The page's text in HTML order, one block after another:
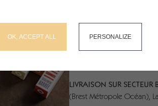
NOS SERVICES
RETRAIT DANS NOS
Kergaradec ou
LIVRAISON SUR SECTEUR
(Brest Métropole Océan),
OK, ACCEPT ALL PERSONALIZE